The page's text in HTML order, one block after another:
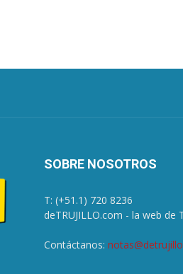
SOBRE NOSOTROS
T: (+51.1) 720 8236
deTRUJILLO.com - la web de
Contáctanos: